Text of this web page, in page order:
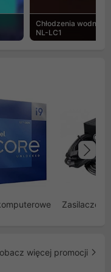
Chłodzenia wodne
NL-LC1
Zasilacze
więcej promocji